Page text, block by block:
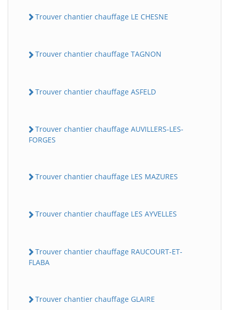
Trouver chantier chauffage LE CHESNE
Trouver chantier chauffage TAGNON
Trouver chantier chauffage ASFELD
Trouver chantier chauffage AUVILLERS-LES-
FORGES
Trouver chantier chauffage LES MAZURES
Trouver chantier chauffage LES AYVELLES
Trouver chantier chauffage RAUCOURT-ET-
FLABA
Trouver chantier chauffage GLAIRE